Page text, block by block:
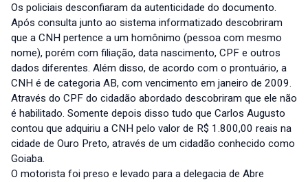
Os policiais desconfiaram da autenticidade do documento.
Após consulta junto ao sistema informatizado descobriram
que a CNH pertence a um homônimo (pessoa com mesmo
nome), porém com filiação, data nascimento, CPF e outros
dados diferentes. Além disso, de acordo com o prontuário, a
CNH é de categoria AB, com vencimento em janeiro de 2009.
Através do CPF do cidadão abordado descobriram que ele não
é habilitado. Somente depois disso tudo que Carlos Augusto
contou que adquiriu a CNH pelo valor de R$ 1.800,00 reais na
cidade de Ouro Preto, através de um cidadão conhecido como
Goiaba.
O motorista foi preso e levado para a delegacia de Abre